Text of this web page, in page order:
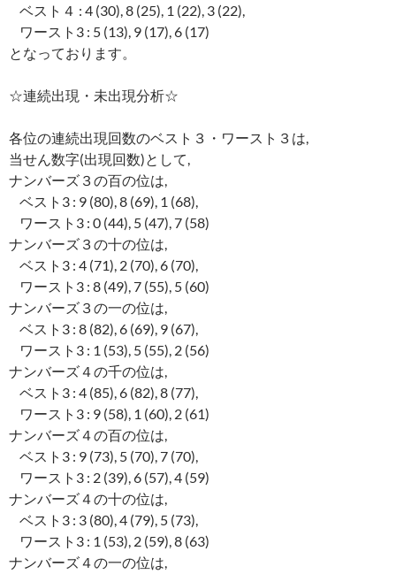
ベスト４ : 4 (30), 8 (25), 1 (22), 3 (22),
ワースト3 : 5 (13), 9 (17), 6 (17)
となっております。
☆連続出現・未出現分析☆
各位の連続出現回数のベスト３・ワースト３は,
当せん数字(出現回数)として,
ナンバーズ３の百の位は,
ベスト3 : 9 (80), 8 (69), 1 (68),
ワースト3 : 0 (44), 5 (47), 7 (58)
ナンバーズ３の十の位は,
ベスト3 : 4 (71), 2 (70), 6 (70),
ワースト3 : 8 (49), 7 (55), 5 (60)
ナンバーズ３の一の位は,
ベスト3 : 8 (82), 6 (69), 9 (67),
ワースト3 : 1 (53), 5 (55), 2 (56)
ナンバーズ４の千の位は,
ベスト3 : 4 (85), 6 (82), 8 (77),
ワースト3 : 9 (58), 1 (60), 2 (61)
ナンバーズ４の百の位は,
ベスト3 : 9 (73), 5 (70), 7 (70),
ワースト3 : 2 (39), 6 (57), 4 (59)
ナンバーズ４の十の位は,
ベスト3 : 3 (80), 4 (79), 5 (73),
ワースト3 : 1 (53), 2 (59), 8 (63)
ナンバーズ４の一の位は,